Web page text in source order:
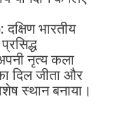
: दक्षिण भारतीय
नृत्य कला
दिल जीता और
स्थान बनाया।